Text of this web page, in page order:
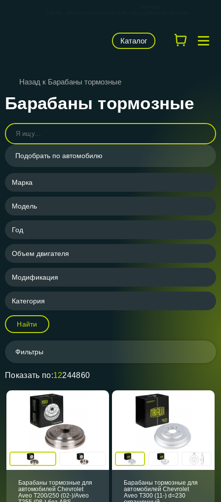
Каталог
Назад к Барабаны тормозные
Барабаны тормозные
Подобрать по автомобилю
Марка
Модель
Год
Объем двигателя
Модификация
Категория
Найти
Фильтры
Показать по:12244860
Барабаны тормозные для
автомобилей Chevrolet
Aveo T200/250 (02-)/Aveo
Барабаны тормозные для
автомобилей Chevrolet
Aveo T300 (11-) d=230